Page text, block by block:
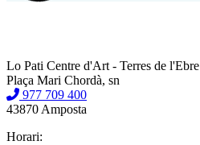
Lo Pati Centre d'Art - Terres de l'Ebre
Plaça Mari Chordà, sn
977 709 400
43870 Amposta
Horari: